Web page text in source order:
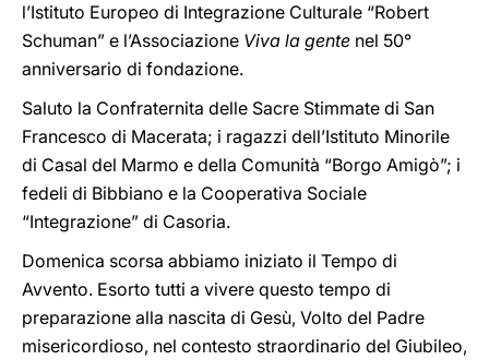
l’Istituto Europeo di Integrazione Culturale “Robert
Schuman” e l’Associazione Viva la gente nel 50°
anniversario di fondazione.
Saluto la Confraternita delle Sacre Stimmate di San
Francesco di Macerata; i ragazzi dell’Istituto Minorile
di Casal del Marmo e della Comunità “Borgo Amigò”; i
fedeli di Bibbiano e la Cooperativa Sociale
“Integrazione” di Casoria.
Domenica scorsa abbiamo iniziato il Tempo di
Avvento. Esorto tutti a vivere questo tempo di
preparazione alla nascita di Gesù, Volto del Padre
misericordioso, nel contesto straordinario del Giubileo,